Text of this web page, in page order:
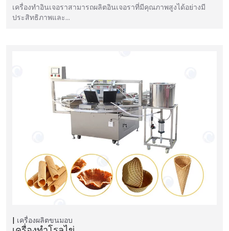
เครื่องทำอินเจอราสามารถผลิตอินเจอราที่มีคุณภาพสูงได้อย่างมี
ประสิทธิภาพและ…
เครื่องผลิตขนมอบ